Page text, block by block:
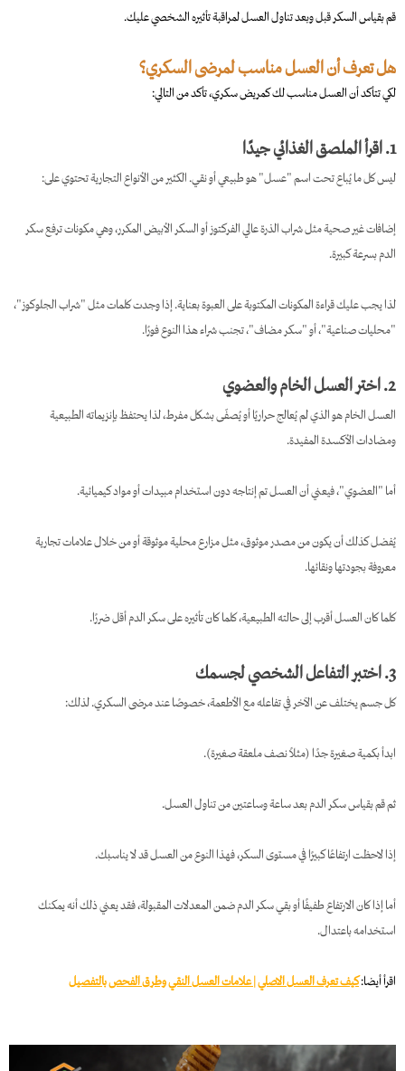
قم بقياس السكر قبل وبعد تناول العسل لمراقبة تأثيره الشخصي عليك.
هل تعرف أن العسل مناسب لمرضى السكري؟
لكي تتأكد أن العسل مناسب لك كمريض سكري، تأكد من التالي:
1. اقرأ الملصق الغذائي جيدًا
ليس كل ما يُباع تحت اسم "عسل" هو طبيعي أو نقي. الكثير من الأنواع التجارية تحتوي على:
إضافات غير صحية مثل شراب الذرة عالي الفركتوز أو السكر الأبيض المكرر، وهي مكونات ترفع سكر
الدم بسرعة كبيرة.
لذا يجب عليك قراءة المكونات المكتوبة على العبوة بعناية. إذا وجدت كلمات مثل "شراب الجلوكوز"،
"محليات صناعية"، أو "سكر مضاف"، تجنب شراء هذا النوع فورًا.
2. اختر العسل الخام والعضوي
العسل الخام هو الذي لم يُعالج حراريًا أو يُصفّى بشكل مفرط، لذا يحتفظ بإنزيماته الطبيعية
ومضادات الأكسدة المفيدة.
أما "العضوي"، فيعني أن العسل تم إنتاجه دون استخدام مبيدات أو مواد كيميائية.
يُفضل كذلك أن يكون من مصدر موثوق، مثل مزارع محلية موثوقة أو من خلال علامات تجارية
معروفة بجودتها ونقائها.
كلما كان العسل أقرب إلى حالته الطبيعية، كلما كان تأثيره على سكر الدم أقل ضررًا.
3. اختبر التفاعل الشخصي لجسمك
كل جسم يختلف عن الآخر في تفاعله مع الأطعمة، خصوصًا عند مرضى السكري. لذلك:
ابدأ بكمية صغيرة جدًا (مثلاً نصف ملعقة صغيرة).
ثم قم بقياس سكر الدم بعد ساعة وساعتين من تناول العسل.
إذا لاحظت ارتفاعًا كبيرًا في مستوى السكر، فهذا النوع من العسل قد لا يناسبك.
أما إذا كان الارتفاع طفيفًا أو بقي سكر الدم ضمن المعدلات المقبولة، فقد يعني ذلك أنه يمكنك
استخدامه باعتدال.
اقرأ أيضا:كيف تعرف العسل الاصلي | علامات العسل النقي وطرق الفحص بالتفصيل